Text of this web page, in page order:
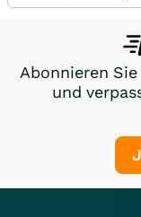
Abonnieren
und